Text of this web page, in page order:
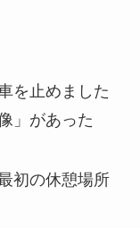
を止めました
」があった
初の休憩場所